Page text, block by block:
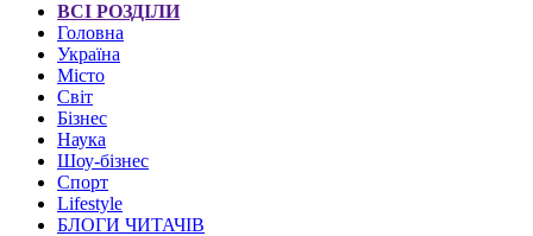
ВСІ РОЗДІЛИ
Головна
Україна
Місто
Світ
Бізнес
Наука
Шоу-бізнес
Спорт
Lifestyle
БЛОГИ ЧИТАЧІВ